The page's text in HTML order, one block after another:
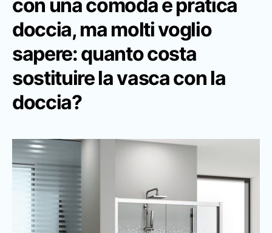
con una comoda e pratica
doccia, ma molti voglio
sapere:quanto costa
sostituire la vasca con la
doccia?